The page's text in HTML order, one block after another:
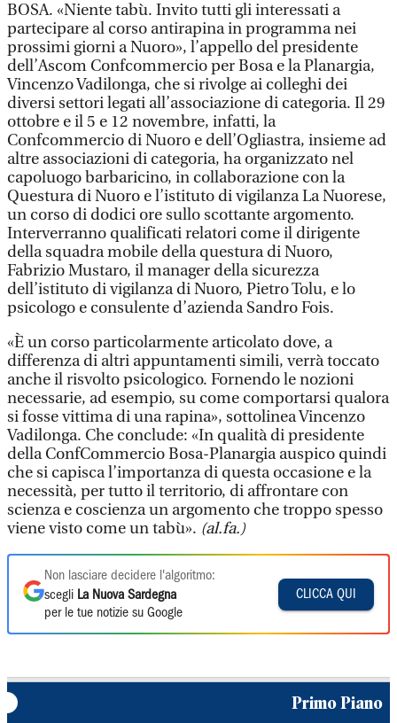
BOSA. «Niente tabù. Invito tutti gli interessati a
partecipare al corso antirapina in programma nei
prossimi giorni a Nuoro», l’appello del presidente
dell’Ascom Confcommercio per Bosa e la Planargia,
Vincenzo Vadilonga, che si rivolge ai colleghi dei
diversi settori legati all’associazione di categoria. Il 29
ottobre e il 5 e 12 novembre, infatti, la
Confcommercio di Nuoro e dell’Ogliastra, insieme ad
altre associazioni di categoria, ha organizzato nel
capoluogo barbaricino, in collaborazione con la
Questura di Nuoro e l’istituto di vigilanza La Nuorese,
un corso di dodici ore sullo scottante argomento.
Interverranno qualificati relatori come il dirigente
della squadra mobile della questura di Nuoro,
Fabrizio Mustaro, il manager della sicurezza
dell’istituto di vigilanza di Nuoro, Pietro Tolu, e lo
psicologo e consulente d’azienda Sandro Fois.
«È un corso particolarmente articolato dove, a
differenza di altri appuntamenti simili, verrà toccato
anche il risvolto psicologico. Fornendo le nozioni
necessarie, ad esempio, su come comportarsi qualora
si fosse vittima di una rapina», sottolinea Vincenzo
Vadilonga. Che conclude: «In qualità di presidente
della ConfCommercio Bosa-Planargia auspico quindi
che si capisca l’importanza di questa occasione e la
necessità, per tutto il territorio, di affrontare con
scienza e coscienza un argomento che troppo spesso
viene visto come un tabù». (al.fa.)
Non lasciare decidere l'algoritmo:
scegli La Nuova Sardegna
per le tue notizie su Google
CLICCA QUI
Primo Piano